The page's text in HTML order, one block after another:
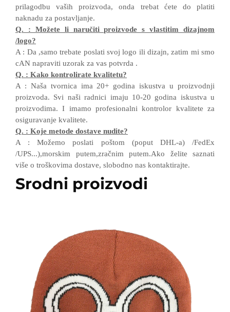
prilagodbu vaših proizvoda,onda trebat ćete doplatiti
naknadu za postavljanje.
Q. : Možete li naručiti proizvode s vlastitim dizajnom
/logo?
A : Da ,samo trebate poslati svoj logo ili dizajn, zatim mi smo
cAN napraviti uzorak za vas potvrda .
Q. : Kako kontrolirate kvalitetu?
A : Naša tvornica ima 20+ godina iskustva u proizvodnji
proizvoda. Svi naši radnici imaju 10-20 godina iskustva u
proizvodima.I imamo profesionalni kontrolor kvaliteteza
osiguravanje kvalitete.
Q. : Koje metode dostave nudite?
A :Možemo poslati poštom (poput DHL-a)/FedEx
/UPS...),morskim putem,zračnim putem.Ako želite saznati
više o troškovima dostave, slobodno nas kontaktirajte.
Srodni proizvodi